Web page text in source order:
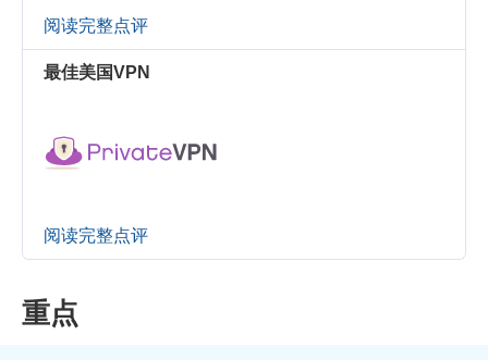
阅读完整点评
最佳美国VPN
阅读完整点评
重点